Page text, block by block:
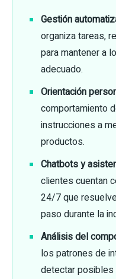
Gestión
organiza tareas,
para mantener a
adecuado.
Orientación
comportamiento
instrucciones a
productos.
Chatbots y
clientes cuentan
24/7 que
paso durante la
Análisis del
los patrones de
detectar